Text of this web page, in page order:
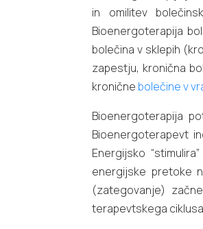
in omilitev
Bioenergoterapija
bolečina v sklepih
zapestju, kronična
kronične bolečine v
Bioenergoterapija
Bioenergoterapevt
Energijsko
energijske pretoke
(zategovanje)
terapevtskega